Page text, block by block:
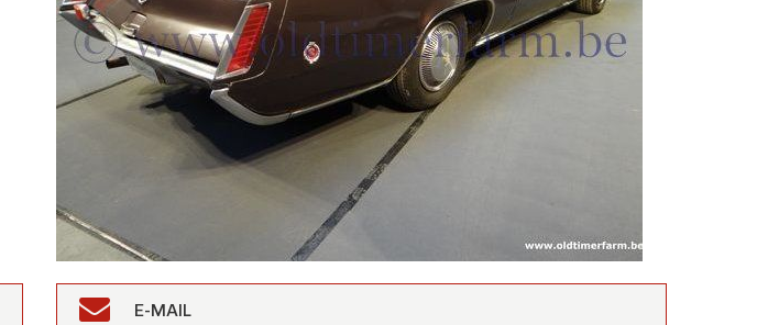
E-MAIL